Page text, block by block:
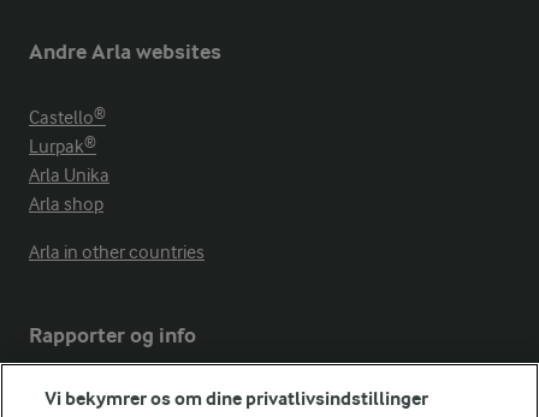
Andre Arla websites
Castello®
Lurpak®
Arla Unika
Arla shop
Arla in other countries
Rapporter og info
Årsrapport
Vi bekymrer os om dine privatlivsindstillinger